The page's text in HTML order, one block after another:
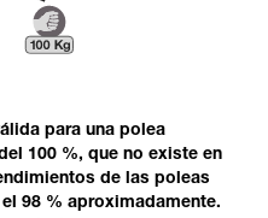
para una polea
100 %, que no existe en
de las poleas
98 % aproximadamente.